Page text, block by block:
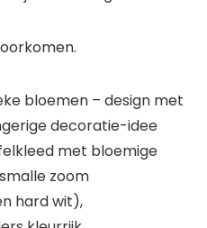
bloemen – design met
decoratie-idee
met bloemige
zoom
hard wit),